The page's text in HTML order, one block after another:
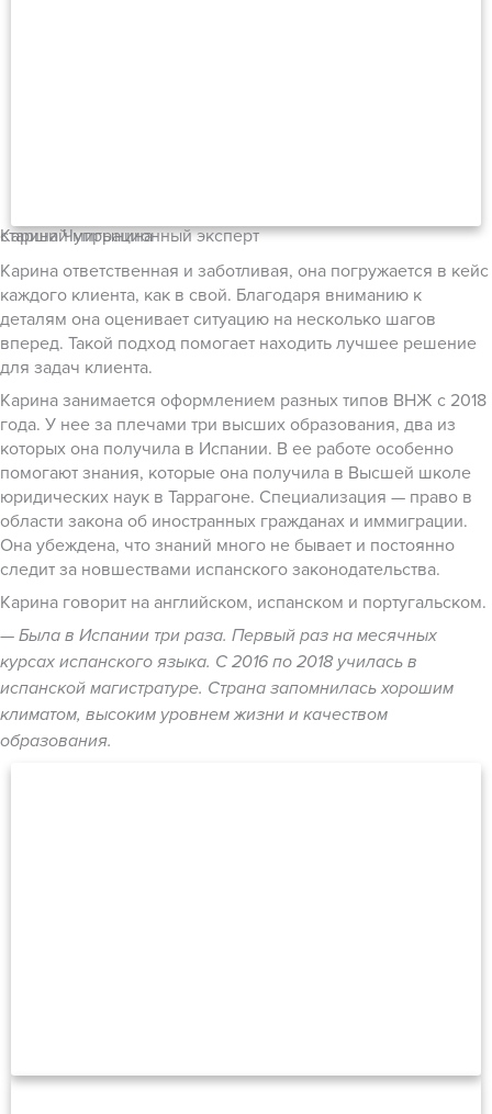
Карина Чупрынина
старший миграционный эксперт
Карина ответственная и заботливая, она погружается в кейс
каждого клиента, как в свой. Благодаря вниманию к
деталям она оценивает ситуацию на несколько шагов
вперед. Такой подход помогает находить лучшее решение
для задач клиента.
Карина занимается оформлением разных типов ВНЖ с 2018
года. У нее за плечами три высших образования, два из
которых она получила в Испании. В ее работе особенно
помогают знания, которые она получила в Высшей школе
юридических наук в Таррагоне. Специализация — право в
области закона об иностранных гражданах и иммиграции.
Она убеждена, что знаний много не бывает и постоянно
следит за новшествами испанского законодательства.
Карина говорит на английском, испанском и португальском.
— Была в Испании три раза. Первый раз на месячных
курсах испанского языка. С 2016 по 2018 училась в
испанской магистратуре. Страна запомнилась хорошим
климатом, высоким уровнем жизни и качеством
образования.